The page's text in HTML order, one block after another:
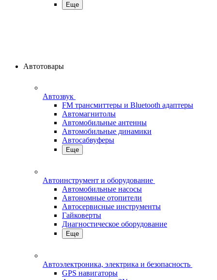
Еще
Автотовары
Автозвук
FM трансмиттеры и Bluetooth адаптеры
Автомагнитолы
Автомобильные антенны
Автомобильные динамики
Автосабвуферы
Еще
Автоинструмент и оборудование
Автомобильные насосы
Автономные отопители
Автосервисные инструменты
Гайковерты
Диагностическое оборудование
Еще
Автоэлектроника, электрика и безопасность
GPS навигаторы